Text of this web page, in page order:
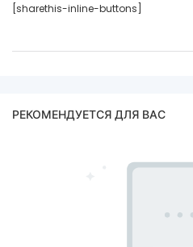
[sharethis-inline-buttons]
РЕКОМЕНДУЕТСЯ ДЛЯ ВАС